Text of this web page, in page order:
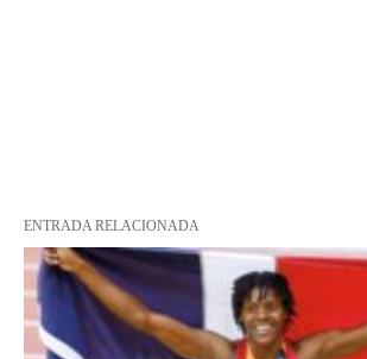
ENTRADA RELACIONADA